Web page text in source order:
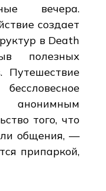
вечера.
создает
в Death
полезных
Путешествие
того, что
общения, —
припаркой,